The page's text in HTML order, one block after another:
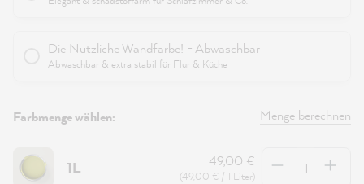
Die Nützliche Wandfarbe! - Abwaschbar
Abwaschbar & extra stabil für Flur & Küche
Farbmenge wählen: Menge berechnen
1L 49,00 €
(49,00 € / 1 Liter)